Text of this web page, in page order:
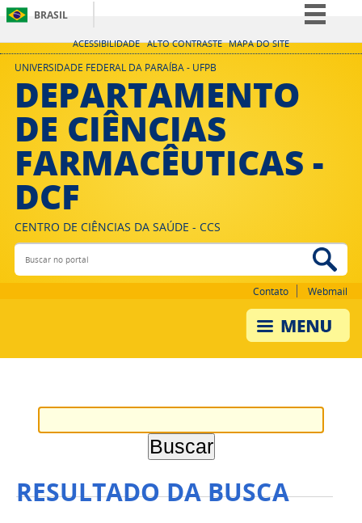
ACESSIBILIDADE ALTO CONTRASTE MAPA DO SITE
BRASIL
Simplifique!
Participe
Acesso à informação
Canais
UNIVERSIDADE FEDERAL DA PARAÍBA - UFPB
DEPARTAMENTO
DE CIÊNCIAS
FARMACÊUTICAS -
DCF
CENTRO DE CIÊNCIAS DA SAÚDE - CCS
Buscar no portal
Contato Webmail
RESULTADO DA BUSCA